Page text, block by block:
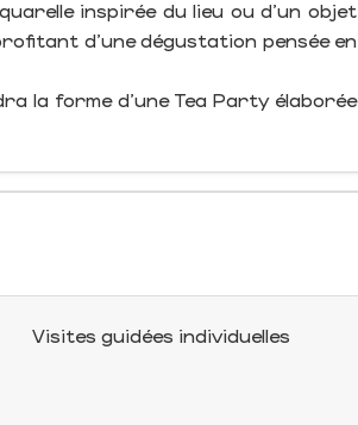
inspirée du lieu ou d'un objet
d'une dégustation pensée en
la forme d'une Tea Party élaborée
Visites guidées individuelles